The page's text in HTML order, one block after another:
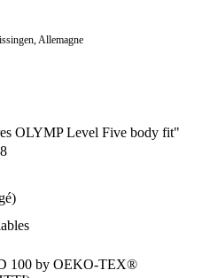
Allemagne
OLYMP Level Five body fit"
100 by OEKO-TEX®